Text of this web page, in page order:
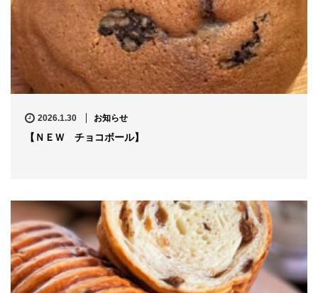
2026.1.30 お知らせ
【ＮＥＷ チョコボール】